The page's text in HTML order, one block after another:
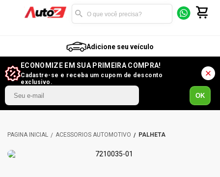
Adicione seu veículo
ECONOMIZE EM SUA PRIMEIRA COMPRA!
Cadastre-se e receba um cupom de desconto
exclusivo.
OK
ACESSÓRIOS AUTOMOTIVO PALHETA